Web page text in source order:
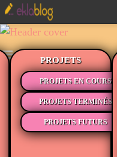
PROJETS
PROJETS EN COURS
PROJETS TERMINÉS
PROJETS FUTURS